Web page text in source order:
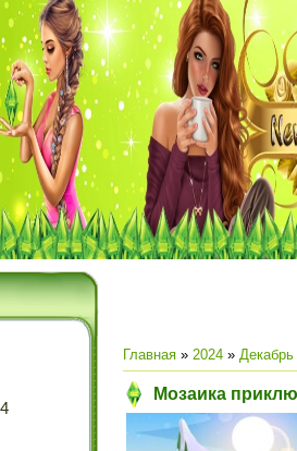
Главная » 2024 » Декабрь
Мозаика